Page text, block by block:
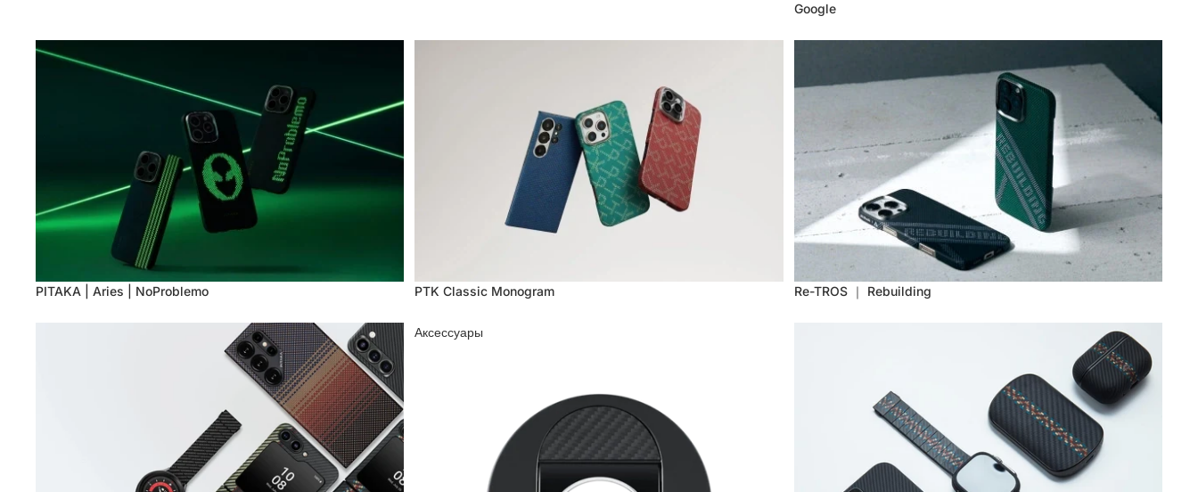
Google
PITAKA | Aries | NoProblemo
PITAKA | Aries | NoProblemo PTK Classic Monogram Re-TROS ｜ Rebuilding
Аксессуары